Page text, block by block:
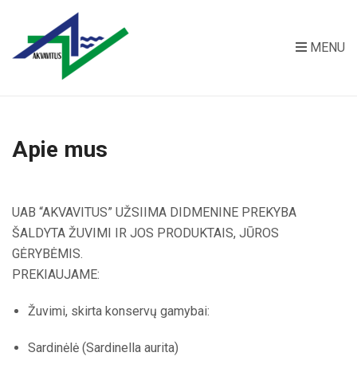
MENU
Apie mus
UAB “AKVAVITUS” UŽSIIMA DIDMENINE PREKYBA
ŠALDYTA ŽUVIMI IR JOS PRODUKTAIS, JŪROS
GĖRYBĖMIS.
PREKIAUJAME:
Žuvimi, skirta konservų gamybai:
Sardinėlė (Sardinella aurita)